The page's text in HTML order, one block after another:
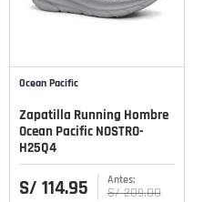
Ocean Pacific
Zapatilla Running Hombre
Ocean Pacific NOSTRO-
H25Q4
S/ 114.95 S/ 209.00